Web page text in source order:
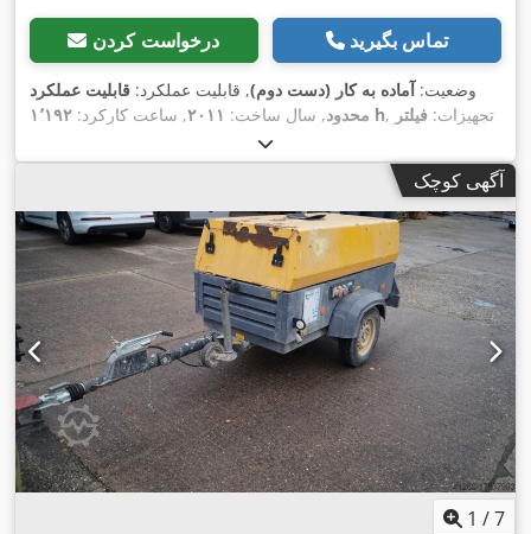
درخواست کردن تماس بگیرید
وضعیت:آماده به کار (دست دوم), قابلیت عملکرد: قابلیت عملکرد
محدود, سال ساخت: ۲۰۱۱, ساعت کارکرد: ۱٬۱۹۲ h , تجهیزات: فیلتر
آگهی کوچک
1 /7